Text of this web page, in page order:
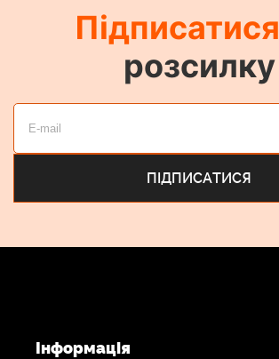
Підписатися
розсилку
Інформація